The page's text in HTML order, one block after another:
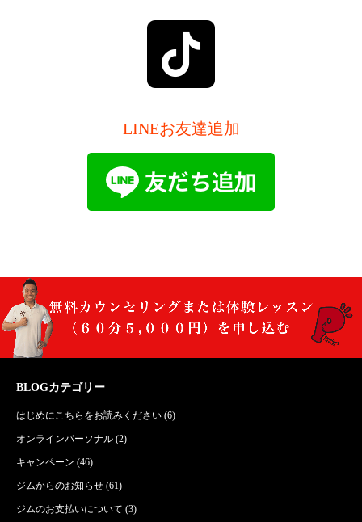
LINEお友達追加
BLOGカテゴリー
はじめにこちらをお読みください (6)
オンラインパーソナル (2)
キャンペーン (46)
ジムからのお知らせ (61)
ジムのお支払いについて (3)